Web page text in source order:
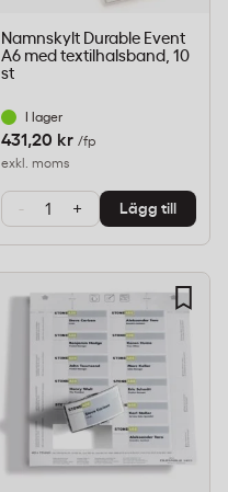
Namnskylt Durable Event
A6 med textilhalsband, 10
st
I lager
431,20 kr /fp
exkl. moms
- + Lägg till